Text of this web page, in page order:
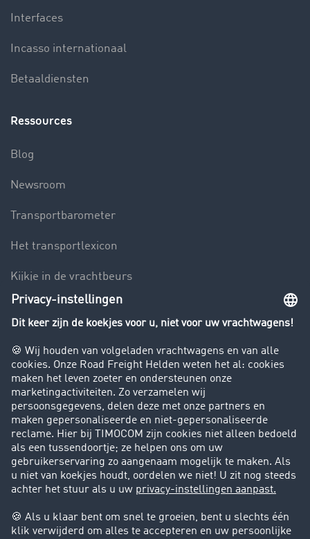
Interfaces
Incasso internationaal
Betaaldiensten
Ressources
Blog
Newsroom
Transportbarometer
Het transportlexicon
Kijkje in de vrachtbeurs
Rijverbod voor vrachtwagens
Bedrijf
Success Stories
Klanten werven klanten
Support
Contact
Juridische informatie